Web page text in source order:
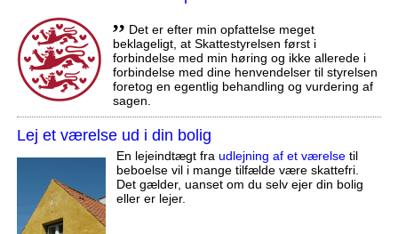
,, Det er efter min opfattelse meget
beklageligt, at Skattestyrelsen først i
forbindelse med min høring og ikke allerede i
forbindelse med dine henvendelser til styrelsen
foretog en egentlig behandling og vurdering af
sagen.
Lej et værelse ud i din bolig
En lejeindtægt fra udlejning af et værelsetil
beboelse vil i mange tilfælde være skattefri.
Det gælder, uanset om du selv ejer din bolig
eller er lejer.